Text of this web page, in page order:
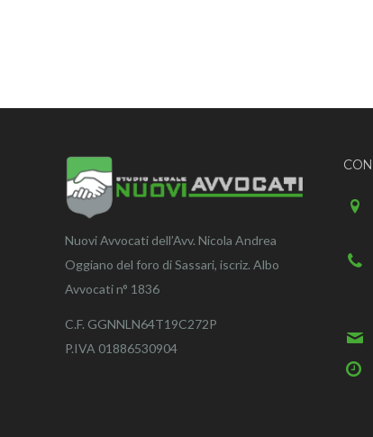
Nuovi Avvocati dell’Avv. Nicola Andrea
Oggiano del foro di Sassari, iscriz. Albo
Avvocati n° 1836
C.F. GGNNLN64T19C272P
P.IVA 01886530904